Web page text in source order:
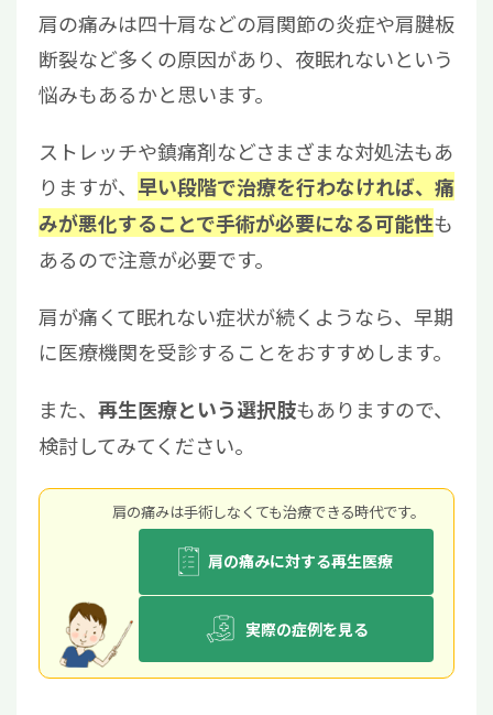
肩の痛みは四十肩などの肩関節の炎症や肩腱板
断裂など多くの原因があり、夜眠れないという
悩みもあるかと思います。
ストレッチや鎮痛剤などさまざまな対処法もあ
りますが、 早い段階で治療を行わなければ、痛
みが悪化することで手術が必要になる可能性も
あるので注意が必要です。
肩が痛くて眠れない症状が続くようなら、早期
に医療機関を受診することをおすすめします。
また、 再生医療という選択肢もありますので、
検討してみてください。
肩の痛みは⼿術しなくても治療できる時代です。
肩の痛みに対する再生医療
実際の症例を見る